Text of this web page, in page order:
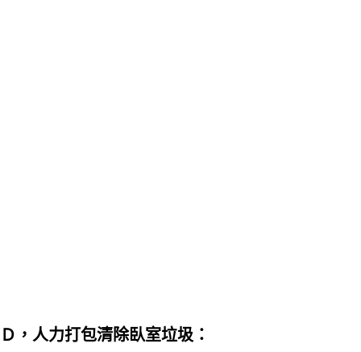
Ｄ，人力打包清除臥室垃圾：